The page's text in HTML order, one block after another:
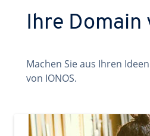
Ihre Domain
Machen Sie aus Ihren
von IONOS.